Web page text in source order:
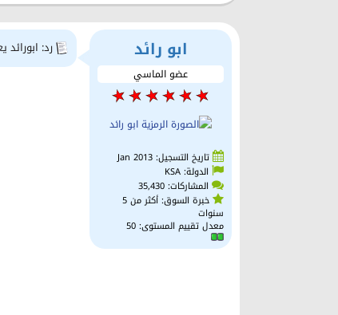
ابو رائد
عضو الماسي
تاريخ التسجيل: Jan 2013
الدولة: KSA
المشاركات: 35,430
خبرة السوق: أكثر من 5
سنوات
معدل تقييم المستوى:50
رد: